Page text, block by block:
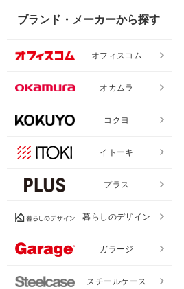
ブランド・メーカーから探す
オフィスコム
オカムラ
コクヨ
イトーキ
プラス
暮らしのデザイン
ガラージ
スチールケース